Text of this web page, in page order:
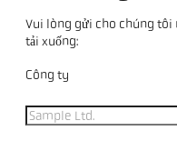
Vui lòng gửi cho chúng tôi
tải xuống:
Công ty